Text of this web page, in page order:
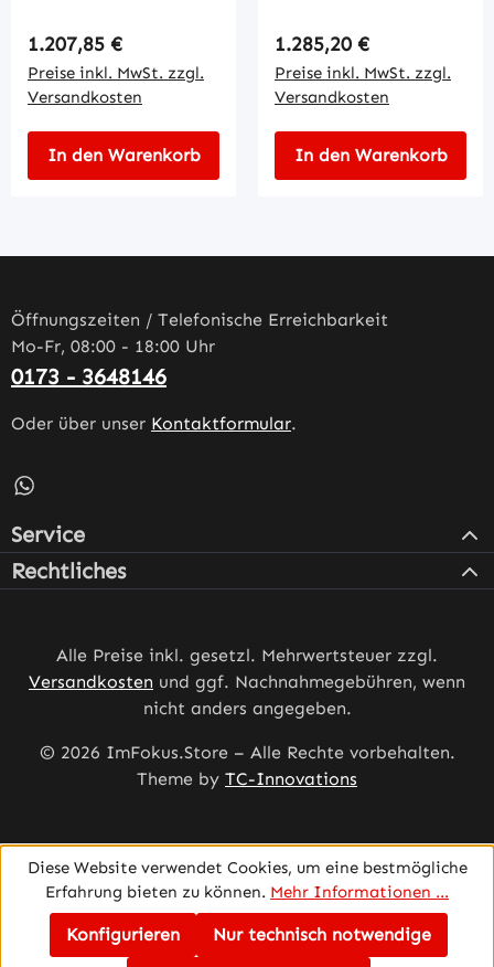
Regulärer Preis:
1.207,85 €
Preise inkl. MwSt. zzgl.
Versandkosten
In den Warenkorb
Regulärer Preis:
1.285,20 €
Preise inkl. MwSt. zzgl.
Versandkosten
In den Warenkorb
Öffnungszeiten / Telefonische Erreichbarkeit
Mo-Fr, 08:00 - 18:00 Uhr
0173 - 3648146
Oder über unser Kontaktformular.
Schreib uns auf WhatsApp – öffnet in neuem Tab
Service
Rechtliches
Alle Preise inkl. gesetzl. Mehrwertsteuer zzgl.
Versandkosten und ggf. Nachnahmegebühren, wenn
nicht anders angegeben.
© 2026 ImFokus.Store – Alle Rechte vorbehalten.
Theme by TC-Innovations
Diese Website verwendet Cookies, um eine bestmögliche
Erfahrung bieten zu können. Mehr Informationen ...
Nur technisch notwendige
Konfigurieren